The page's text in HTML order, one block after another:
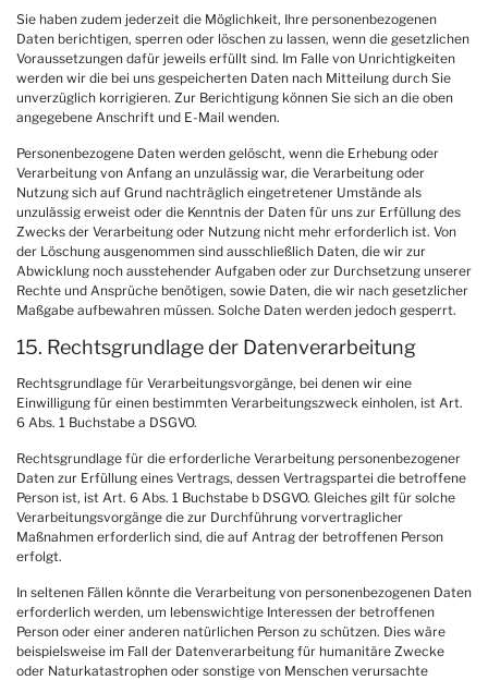
Sie haben zudem jederzeit die Möglichkeit, Ihre personenbezogenen
Daten berichtigen, sperren oder löschen zu lassen, wenn die gesetzlichen
Voraussetzungen dafür jeweils erfüllt sind. Im Falle von Unrichtigkeiten
werden wir die bei uns gespeicherten Daten nach Mitteilung durch Sie
unverzüglich korrigieren. Zur Berichtigung können Sie sich an die oben
angegebene Anschrift und E-Mail wenden.
Personenbezogene Daten werden gelöscht, wenn die Erhebung oder
Verarbeitung von Anfang an unzulässig war, die Verarbeitung oder
Nutzung sich auf Grund nachträglich eingetretener Umstände als
unzulässig erweist oder die Kenntnis der Daten für uns zur Erfüllung des
Zwecks der Verarbeitung oder Nutzung nicht mehr erforderlich ist. Von
der Löschung ausgenommen sind ausschließlich Daten, die wir zur
Abwicklung noch ausstehender Aufgaben oder zur Durchsetzung unserer
Rechte und Ansprüche benötigen, sowie Daten, die wir nach gesetzlicher
Maßgabe aufbewahren müssen. Solche Daten werden jedoch gesperrt.
15. Rechtsgrundlage der Datenverarbeitung
Rechtsgrundlage für Verarbeitungsvorgänge, bei denen wir eine
Einwilligung für einen bestimmten Verarbeitungszweck einholen, ist Art.
6 Abs. 1 Buchstabe a DSGVO.
Rechtsgrundlage für die erforderliche Verarbeitung personenbezogener
Daten zur Erfüllung eines Vertrags, dessen Vertragspartei die betroffene
Person ist, ist Art. 6 Abs. 1 Buchstabe b DSGVO. Gleiches gilt für solche
Verarbeitungsvorgänge die zur Durchführung vorvertraglicher
Maßnahmen erforderlich sind, die auf Antrag der betroffenen Person
erfolgt.
In seltenen Fällen könnte die Verarbeitung von personenbezogenen Daten
erforderlich werden, um lebenswichtige Interessen der betroffenen
Person oder einer anderen natürlichen Person zu schützen. Dies wäre
beispielsweise im Fall der Datenverarbeitung für humanitäre Zwecke
oder Naturkatastrophen oder sonstige von Menschen verursachte